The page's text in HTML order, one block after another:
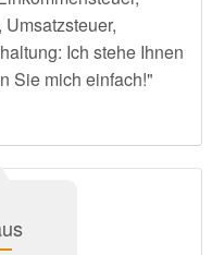
Ich stehe Ihnen
Sie mich einfach!"